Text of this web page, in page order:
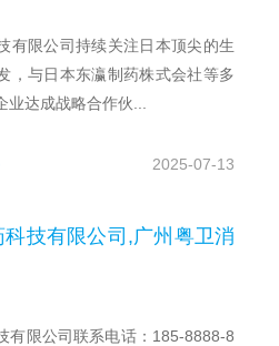
有限公司持续关注日本顶尖的生
，与日本东瀛制药株式会社等多
达成战略合作伙...
2025-07-13
科技有限公司,广州粤卫消
有限公司联系电话：185-8888-8